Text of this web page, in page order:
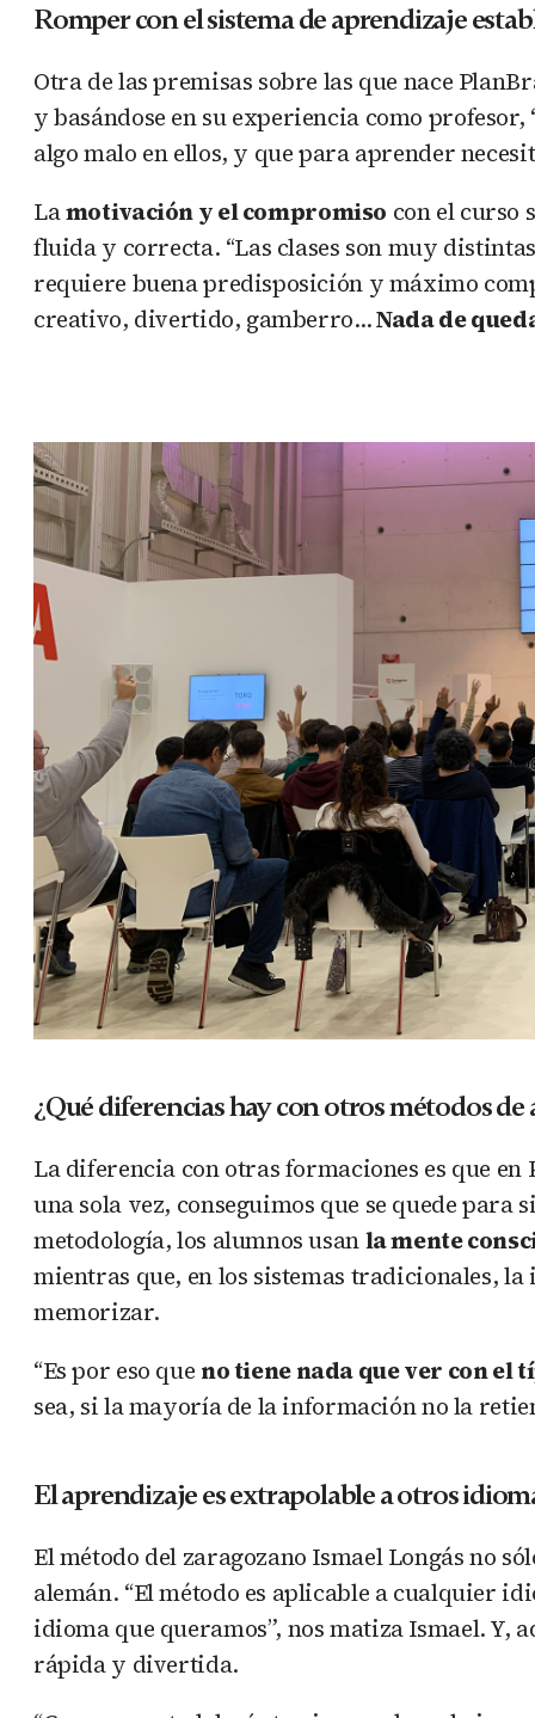
Romper con el sistema de aprendizaje
Otra de las premisas sobre las que nace
y basándose en su experiencia como
algo malo en ellos, y que para aprender
Lamotivación y el compromiso con el curso
fluida y correcta. “Las clases son muy
requiere buena predisposición y máximo
creativo, divertido, gamberro…Nada de
¿Qué diferencias hay con otros métodos de
La diferencia con otras formaciones es que
una sola vez, conseguimos que se quede
metodología, los alumnos usanla mente
mientras que, en los sistemas tradicionales,
memorizar.
“Es por eso que no tiene nada que ver con el
sea, si la mayoría de la información no la
El aprendizaje es extrapolable a otros
El método del zaragozano Ismael Longás no
alemán. “El método es aplicable a cualquier
idioma que queramos”, nos matiza Ismael.
rápida y divertida.